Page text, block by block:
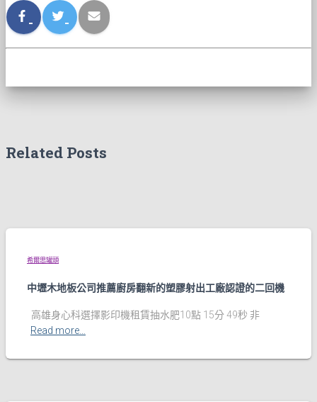
Related Posts
希爾思罐頭
中壢木地板公司推薦廚房翻新的塑膠射出工廠認證的二回機
高雄身心科選擇影印機租賃抽水肥10點 15分 49秒 非
Read more…